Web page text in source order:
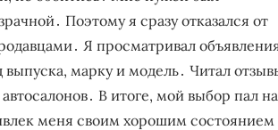
Поэтому я сразу отказался от
Я просматривал
марку и модель․ Читал
В итоге, мой выбор пал на
меня своим хорошим состоянием